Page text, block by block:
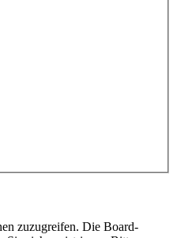
zuzugreifen. Die Board-